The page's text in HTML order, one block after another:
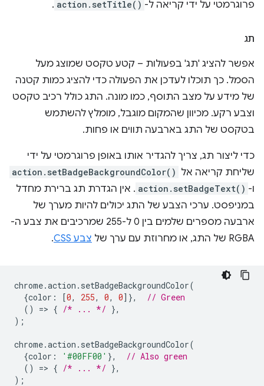
פרוגרמטי על ידי קריאה ל- action.setTitle()
.
תג
אפשר להציג 'תג' בפעולות – קטע טקסט שמוצג מעל
הסמל. כך תוכלו לעדכן את הפעולה כדי להציג כמות קטנה
של מידע על מצב התוסף, כמו מונה. התג כולל רכיב טקסט
וצבע רקע. מכיוון שהמקום מוגבל, מומלץ להשתמש
בטקסט של התג בארבעה תווים או פחות.
כדי ליצור תג, צריך להגדיר אותו באופן פרוגרמטי על ידי
שליחת קריאה אל action.setBadgeBackgroundColor()
ו- action.setBadgeText() . אין הגדרת תג ברירת מחדל
במניפסט. ערכי הצבע של התג יכולים להיות מערך של
ארבעה מספרים שלמים בין 0 ל-255 שמרכיבים את צבע ה-
RGBA של התג, או מחרוזת עם ערך של
צבע CSS .
chrome.action . setBadgeBackgroundColor(
{color : [0, 255, 0, 0]},
// Green
()
=> { /* ... */ },
);
chrome.action . setBadgeBackgroundColor(
{color : '#00FF00' },
// Also green
()
=> { /* ... */ },
);